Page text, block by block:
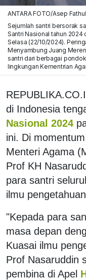
ANTARA FOTO/Asep
Sejumlah santri bersorak
Santri Nasional tahun 2024
Selasa (22/10/2024).
Menyambung Juang
santri dari berbagai
lingkungan Kementrian
di Indonesia
Nasional 2024
ini. Di
Menteri Agama
Prof KH
para santri
ilmu
"Kepada para
masa depan
Kuasai ilmu
Prof Nasaruddin
pembina di Apel